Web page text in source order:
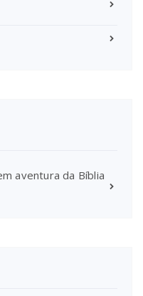
aventura da Bíblia